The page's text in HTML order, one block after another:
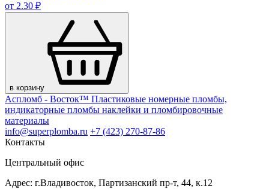
от 2.30 ₽
в корзину
Аспломб - Восток™ Пластиковые номерные пломбы,
индикаторные пломбы наклейки и пломбировочные
материалы
info@superplomba.ru +7 (423) 270-87-86
Контакты
Центральный офис
Адрес: г.Владивосток, Партизанский пр-т, 44, к.12